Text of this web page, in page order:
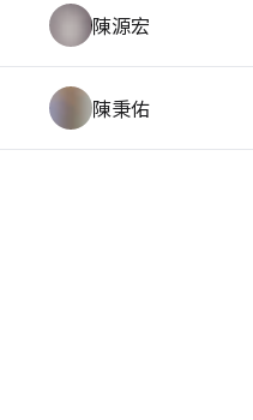
陳源宏
陳秉佑